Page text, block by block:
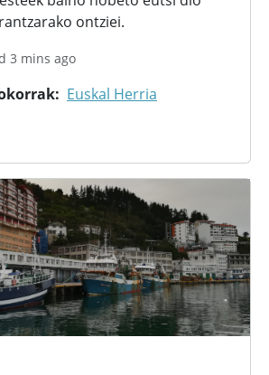
ontziei.
3 mins ago
Euskal Herria